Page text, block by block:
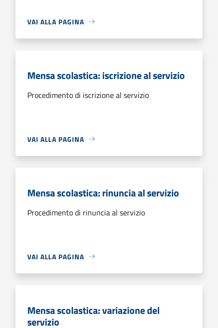
VAI ALLA PAGINA
Mensa scolastica: iscrizione al servizio
Procedimento di iscrizione al servizio
VAI ALLA PAGINA
Mensa scolastica: rinuncia al servizio
Procedimento di rinuncia al servizio
VAI ALLA PAGINA
Mensa scolastica: variazione del
servizio